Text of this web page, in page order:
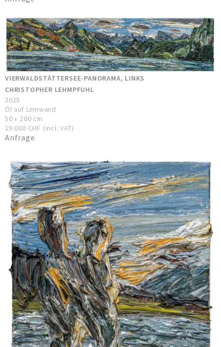
VIERWALDSTÄTTERSEE-PANORAMA, LINKS
CHRISTOPHER LEHMPFUHL
2025
Öl auf Leinwand
50 x 200 cm
19.000 CHF (incl. VAT)
Anfrage